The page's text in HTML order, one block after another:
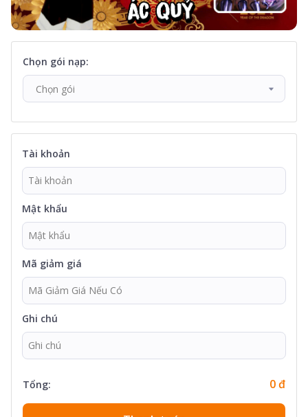
Chọn gói nạp:
Chọn gói
Tài khoản
Mật khẩu
Mã giảm giá
Ghi chú
Tổng: 0 đ